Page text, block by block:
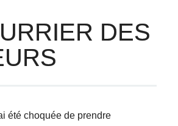
DES
été choquée de prendre